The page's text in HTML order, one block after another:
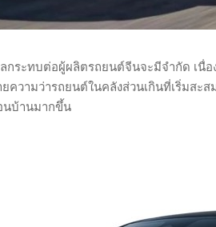
กระทบต่อผู้ผลิตรถยนต์จีนจะมีจำกัด เนื่อ
วามว่ารถยนต์ในคลังส่วนเกินที่เริ่มสะ
นบ้านมากขึ้น